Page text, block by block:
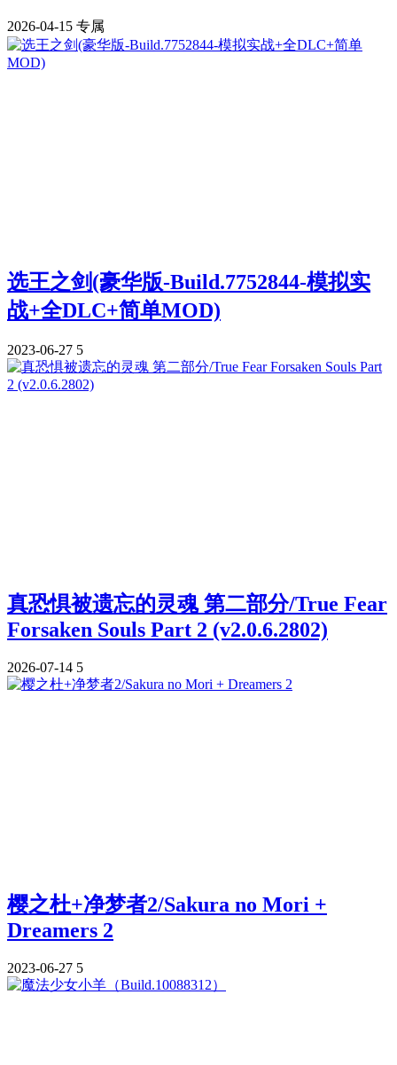
2026-04-15 专属
选王之剑(豪华版-Build.7752844-模拟实
战+全DLC+简单MOD)
2023-06-27 5
真恐惧被遗忘的灵魂 第二部分/True Fear
Forsaken Souls Part 2 (v2.0.6.2802)
2026-07-14 5
樱之杜+净梦者2/Sakura no Mori +
Dreamers 2
2023-06-27 5